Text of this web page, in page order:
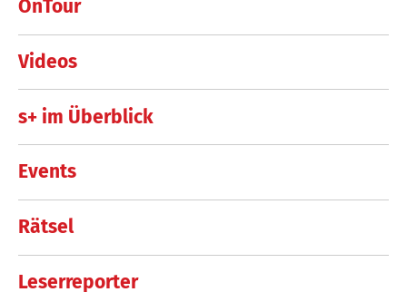
OnTour
Videos
s+ im Überblick
Events
Rätsel
Leserreporter